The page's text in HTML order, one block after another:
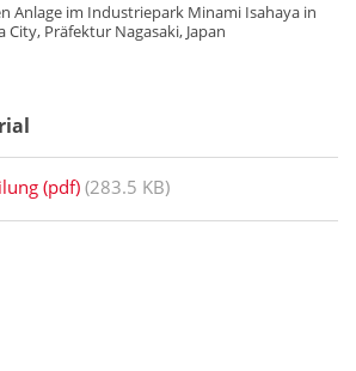
Anlage im Industriepark Minami Isahaya in
City, Präfektur Nagasaki, Japan
(pdf) (283.5 KB)